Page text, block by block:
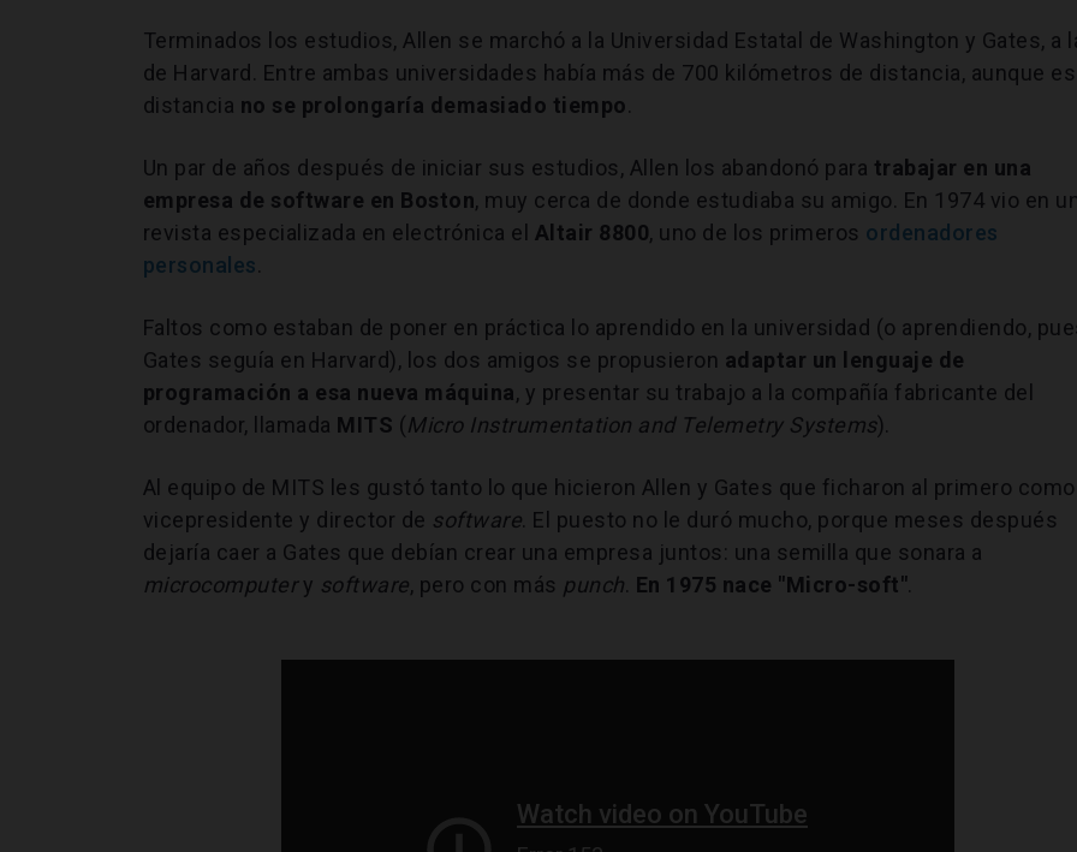
Terminados los estudios, Allen se marchó a la Universidad Estatal de Washington y Gates, a
de Harvard. Entre ambas universidades había más de 700 kilómetros de distancia, aunque
distancia no se prolongaría demasiado tiempo.
Un par de años después de iniciar sus estudios, Allen los abandonó para trabajar en una
empresa de software en Boston, muy cerca de donde estudiaba su amigo. En 1974 vio en
revista especializada en electrónica el Altair 8800, uno de los primeros ordenadores
personales.
Faltos como estaban de poner en práctica lo aprendido en la universidad (o aprendiendo,
Gates seguía en Harvard), los dos amigos se propusieron adaptar un lenguaje de
programación a esa nueva máquina, y presentar su trabajo a la compañía fabricante del
ordenador, llamada MITS (Micro Instrumentation and Telemetry Systems).
Al equipo de MITS les gustó tanto lo que hicieron Allen y Gates que ficharon al primero como
vicepresidente y director de software. El puesto no le duró mucho, porque meses después
dejaría caer a Gates que debían crear una empresa juntos: una semilla que sonara a
microcomputery software, pero con más punch. En 1975 nace "Micro-soft".